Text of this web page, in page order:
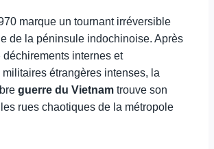
marque un tournant irréversible
de la péninsule indochinoise. Après
internes et
militaires étrangères intenses, la
guerre du Vietnam trouve son
rues chaotiques de la métropole